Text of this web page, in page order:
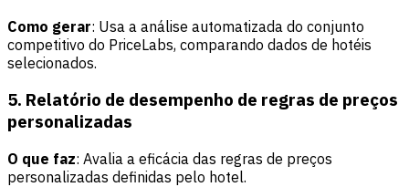
Como gerar: Usa a análise automatizada do conjunto
competitivo do PriceLabs, comparando dados de hotéis
selecionados.
5. Relatório de desempenho de regras de preços
personalizadas
O que faz: Avalia a eficácia das regras de preços
personalizadas definidas pelo hotel.